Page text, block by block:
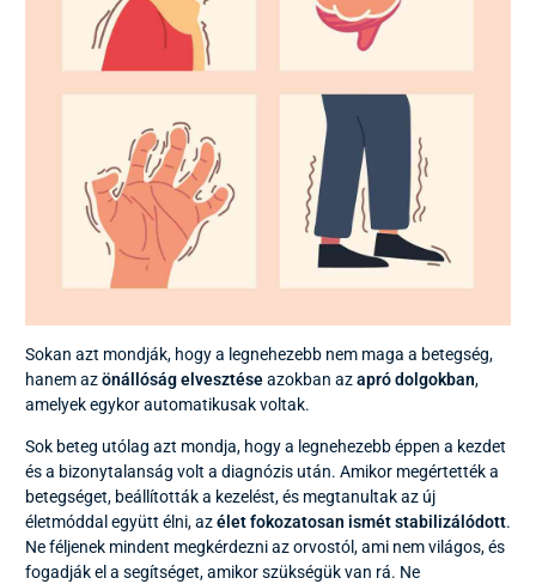
Sokan azt mondják, hogy a legnehezebb nem maga a betegség,
hanem azönállóság elvesztéseazokban azapró dolgokban,
amelyek egykor automatikusak voltak.
Sok beteg utólag azt mondja, hogy a legnehezebb éppen a kezdet
és a bizonytalanság volt a diagnózis után. Amikor megértették a
betegséget, beállították a kezelést, és megtanultak az új
életmóddal együtt élni, azélet fokozatosan ismét stabilizálódott.
Ne féljenek mindent megkérdezni az orvostól, ami nem világos, és
fogadják el a segítséget, amikor szükségük van rá. Ne